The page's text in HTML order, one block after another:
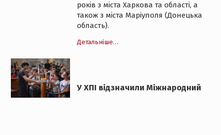
років з міста Харкова та області, а
також з міста Маріуполя (Донецька
область).
Детальніше…
У ХПІ відзначили Міжнародний